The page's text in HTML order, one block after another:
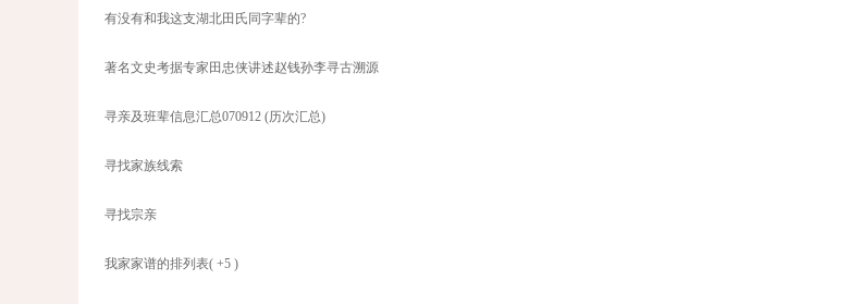
有没有和我这支湖北田氏同字辈的?
著名文史考据专家田忠侠讲述赵钱孙李寻古溯源
寻亲及班辈信息汇总070912 (历次汇总)
寻找家族线索
寻找宗亲
我家家谱的排列表( +5 )